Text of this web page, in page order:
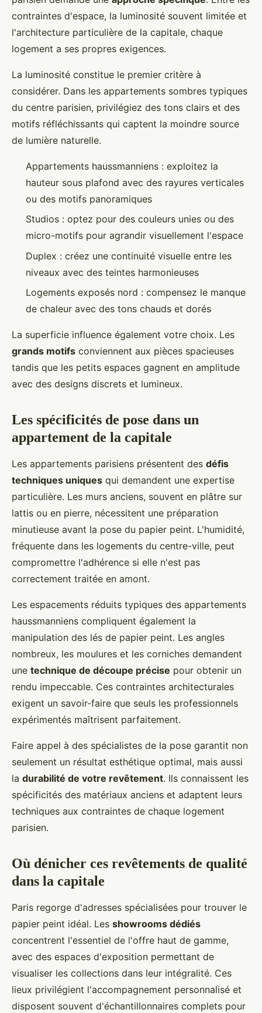
contraintes d'espace, la luminosité souvent limitée et
l'architecture particulière de la capitale, chaque
logement a ses propres exigences.
La luminosité constitue le premier critère à
considérer. Dans les appartements sombres typiques
du centre parisien, privilégiez des tons clairs et des
motifs réfléchissants qui captent la moindre source
de lumière naturelle.
Appartements haussmanniens : exploitez la
hauteur sous plafond avec des rayures verticales
ou des motifs panoramiques
Studios : optez pour des couleurs unies ou des
micro-motifs pour agrandir visuellement l'espace
Duplex : créez une continuité visuelle entre les
niveaux avec des teintes harmonieuses
Logements exposés nord : compensez le manque
de chaleur avec des tons chauds et dorés
La superficie influence également votre choix. Les
grands motifs conviennent aux pièces spacieuses
tandis que les petits espaces gagnent en amplitude
avec des designs discrets et lumineux.
Les spécificités de pose dans un
appartement de la capitale
Les appartements parisiens présentent des défis
techniques uniques qui demandent une expertise
particulière. Les murs anciens, souvent en plâtre sur
lattis ou en pierre, nécessitent une préparation
minutieuse avant la pose du papier peint. L'humidité,
fréquente dans les logements du centre-ville, peut
compromettre l'adhérence si elle n'est pas
correctement traitée en amont.
Les espacements réduits typiques des appartements
haussmanniens compliquent également la
manipulation des lés de papier peint. Les angles
nombreux, les moulures et les corniches demandent
une technique de découpe précise pour obtenir un
rendu impeccable. Ces contraintes architecturales
exigent un savoir-faire que seuls les professionnels
expérimentés maîtrisent parfaitement.
Faire appel à des spécialistes de la pose garantit non
seulement un résultat esthétique optimal, mais aussi
la durabilité de votre revêtement. Ils connaissent les
spécificités des matériaux anciens et adaptent leurs
techniques aux contraintes de chaque logement
parisien.
Où dénicher ces revêtements de qualité
dans la capitale
Paris regorge d'adresses spécialisées pour trouver le
papier peint idéal. Les showrooms dédiés
concentrent l'essentiel de l'offre haut de gamme,
avec des espaces d'exposition permettant de
visualiser les collections dans leur intégralité. Ces
lieux privilégient l'accompagnement personnalisé et
disposent souvent d'échantillonnaires complets pour